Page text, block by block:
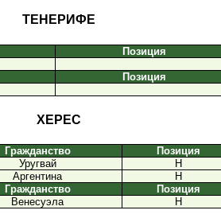
ТЕНЕРИФЕ
Позиция
Позиция
ХЕРЕС
Гражданство Позиция
Уругвай Н
Аргентина Н
Гражданство Позиция
Венесуэла Н